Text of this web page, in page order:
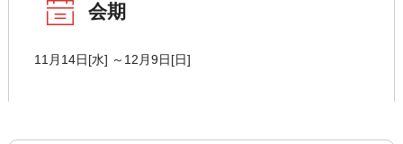
会期
11月14日[水] ～12月9日[日]